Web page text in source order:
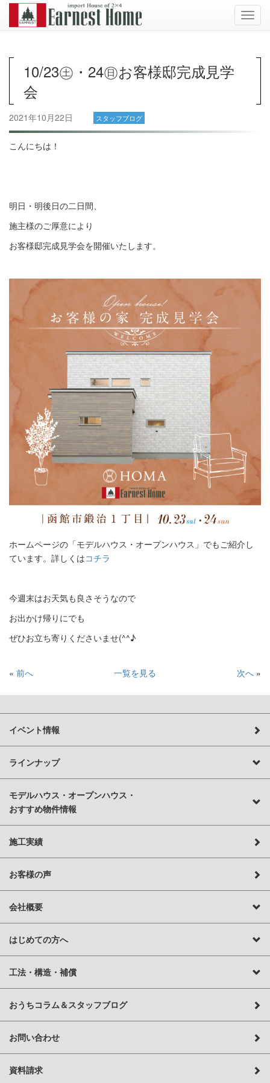
10/23㊏・24㊐お客様邸完成見学
会
2021年10月22日 スタッフブログ
こんにちは！
明日・明後日の二日間、
施主様のご厚意により
お客様邸完成見学会を開催いたします。
ホームページの「モデルハウス・オープンハウス」でもご紹介し
ています。詳しくはコチラ
今週末はお天気も良さそうなので
お出かけ帰りにでも
ぜひお立ち寄りくださいませ(^^♪
« 前へ 一覧を見る 次へ »
イベント情報
ラインナップ
モデルハウス・オープンハウス・
おすすめ物件情報
施工実績
お客様の声
会社概要
はじめての方へ
工法・構造・補償
おうちコラム＆スタッフブログ
お問い合わせ
資料請求